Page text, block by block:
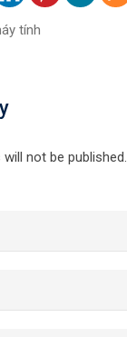
tính
not be published.